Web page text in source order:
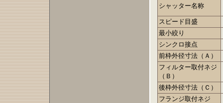
シャッター名称
スピード目盛
最小絞り
シンクロ接点
前枠外径寸法（Ａ）
フィルター取付ネジ
（Ｂ）
後枠外径寸法（Ｃ）
フランジ取付ネジ